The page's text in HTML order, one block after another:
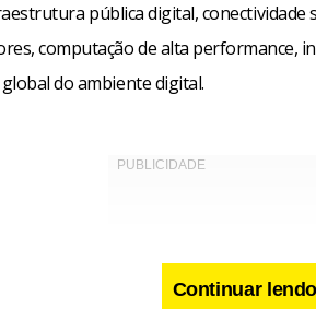
pública digital, conectividade
computação de alta performance,
do ambiente digital.
Continuar lendo